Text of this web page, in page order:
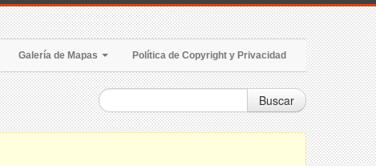
Galería de Mapas Política de Copyright y Privacidad
Buscar